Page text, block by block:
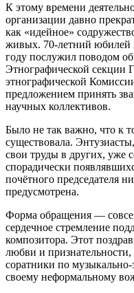
К этому времени
организации давно
как «идейное»
живых. 70-летний юбилей
году послужил поводом
Этнографической
этнографической
предложением принять
научных коллективов.
Было не так важно, что к
существовала.
свои труды в других, уже
спорадически
почётного председателя
предусмотрена.
Форма обращения —
сердечное стремление
композитора. Этот
любви и
соратники по
своему неформальному